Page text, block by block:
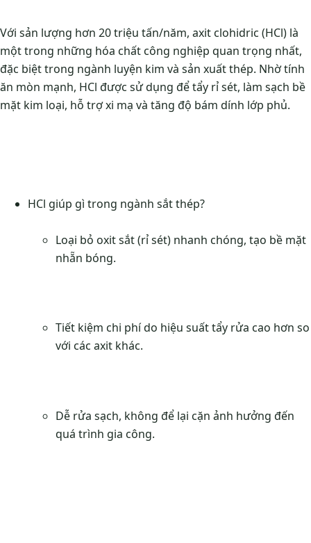
Với sản lượng hơn 20 triệu tấn/năm, axit clohidric (HCl) là
một trong những hóa chất công nghiệp quan trọng nhất,
đặc biệt trong ngành luyện kim và sản xuất thép. Nhờ tính
ăn mòn mạnh, HCl được sử dụng để tẩy rỉ sét, làm sạch bề
mặt kim loại, hỗ trợ xi mạ và tăng độ bám dính lớp phủ.
HCl giúp gì trong ngành sắt thép?
Loại bỏ oxit sắt (rỉ sét) nhanh chóng, tạo bề mặt
nhẵn bóng.
Tiết kiệm chi phí do hiệu suất tẩy rửa cao hơn so
với các axit khác.
Dễ rửa sạch, không để lại cặn ảnh hưởng đến
quá trình gia công.